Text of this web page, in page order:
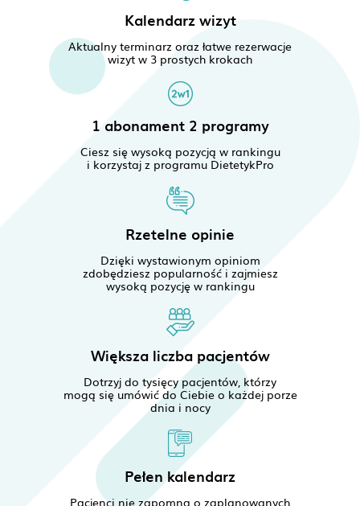
Kalendarz wizyt
Aktualny terminarz oraz łatwe rezerwacje
wizyt w 3 prostych krokach
1 abonament 2 programy
Ciesz się wysoką pozycją w rankingu
i korzystaj z programu DietetykPro
Rzetelne opinie
Dzięki wystawionym opiniom
zdobędziesz popularność i zajmiesz
wysoką pozycję w rankingu
Większa liczba pacjentów
Dotrzyj do tysięcy pacjentów, którzy
mogą się umówić do Ciebie o każdej porze
dnia i nocy
Pełen kalendarz
Pacjenci nie zapomną o zaplanowanych